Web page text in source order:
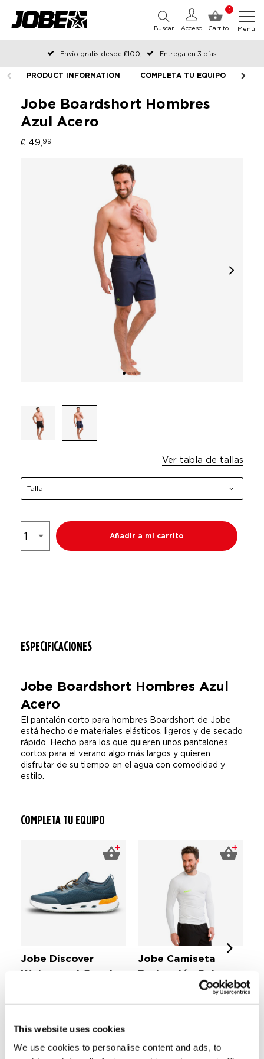
This website uses cookies
We use cookies to personalise content and ads, to
0
Carrito
Acceso
Buscar Menú
Envío gratis desde €100,-
Entrega en 3 días
Pedido antes de las 12:00 en días hábiles, enviado el mismo día
PRODUCT INFORMATION COMPLETA TU EQUIPO
Jobe Boardshort Hombres
Azul Acero
€ 49, 99
Ver tabla de tallas
Talla
Añadir a mi carrito
ESPECIFICACIONES
Jobe Boardshort Hombres Azul
Acero
El pantalón corto para hombres Boardshort de Jobe
está hecho de materiales elásticos, ligeros y de secado
rápido. Hecho para los que quieren unos pantalones
cortos para el verano algo más largos y quieren
disfrutar de su tiempo en el agua con comodidad y
estilo.
COMPLETA TU EQUIPO
Jobe Discover
Jobe Camiseta
Hombres Blanco
€